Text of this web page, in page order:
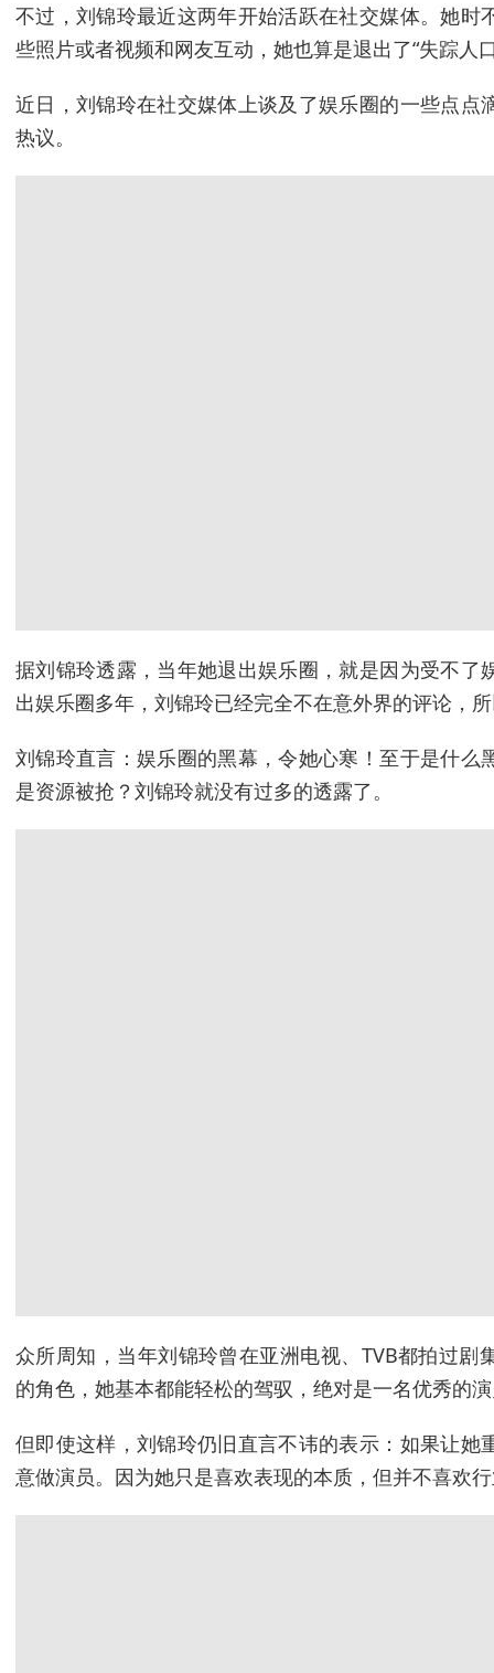
不过，刘锦玲最近这两年开始活跃在社交媒体。她时
些照片或者视频和网友互动，她也算是退出了“失踪人
近日，刘锦玲在社交媒体上谈及了娱乐圈的一些点点
热议。
据刘锦玲透露，当年她退出娱乐圈，就是因为受不了
出娱乐圈多年，刘锦玲已经完全不在意外界的评论，
刘锦玲直言：娱乐圈的黑幕，令她心寒！至于是什么
是资源被抢？刘锦玲就没有过多的透露了。
众所周知，当年刘锦玲曾在亚洲电视、TVB都拍过剧
的角色，她基本都能轻松的驾驭，绝对是一名优秀的
但即使这样，刘锦玲仍旧直言不讳的表示：如果让她
意做演员。因为她只是喜欢表现的本质，但并不喜欢